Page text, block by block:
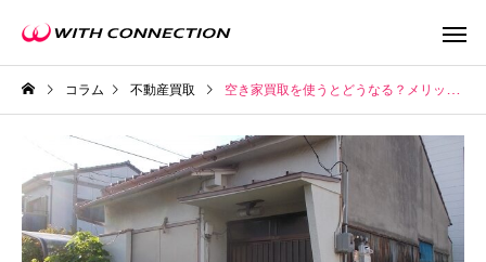
不動産買取 任意売
コラム 不動産買取 空き家買取を使うとどうなる？メリット・デメリットや流れをご紹介！